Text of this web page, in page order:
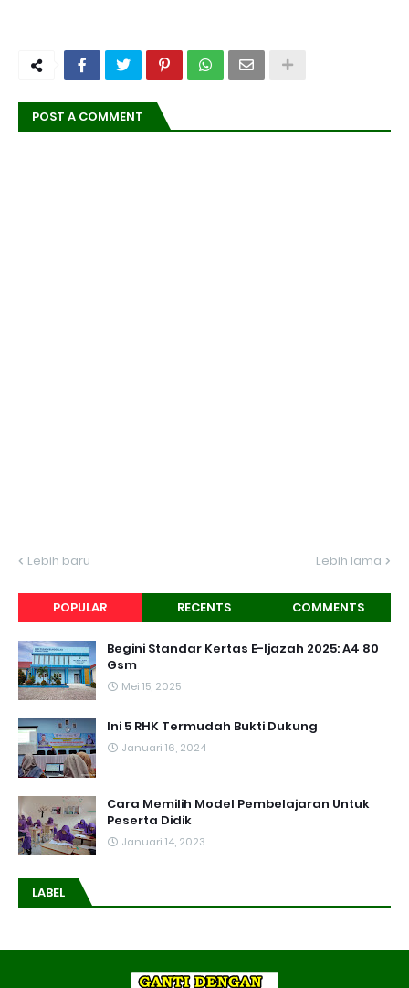
POST A COMMENT
Lebih baru Lebih lama
POPULAR RECENTS COMMENTS
Begini Standar Kertas E-Ijazah 2025: A4 80
Gsm
Mei 15, 2025
Ini 5 RHK Termudah Bukti Dukung
Januari 16, 2024
Cara Memilih Model Pembelajaran Untuk
Peserta Didik
Januari 14, 2023
LABEL